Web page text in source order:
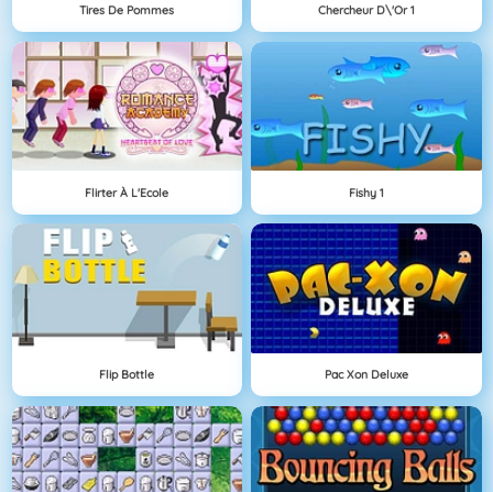
Tires De Pommes Chercheur D\'Or 1
Flirter À L'Ecole Fishy 1
Flip Bottle Pac Xon Deluxe